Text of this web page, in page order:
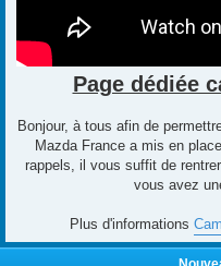
Page dédiée
Bonjour, à tous afin de
Mazda France a mis en
rappels, il vous suffit de
vous avez
Plus d'informations